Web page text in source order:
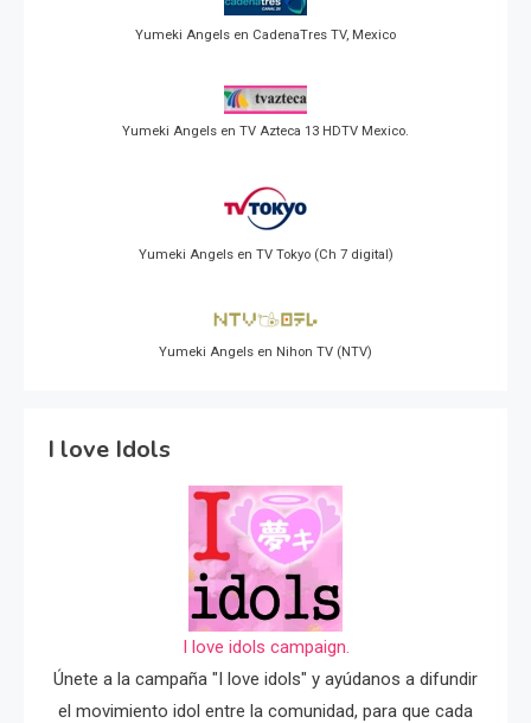
Yumeki Angels en CadenaTres TV, Mexico
Yumeki Angels en TV Azteca 13 HDTV Mexico.
Yumeki Angels en TV Tokyo (Ch 7 digital)
Yumeki Angels en Nihon TV (NTV)
I love Idols
I love idols campaign.
Únete a la campaña "I love idols" y ayúdanos a difundir
el movimiento idol entre la comunidad, para que cada